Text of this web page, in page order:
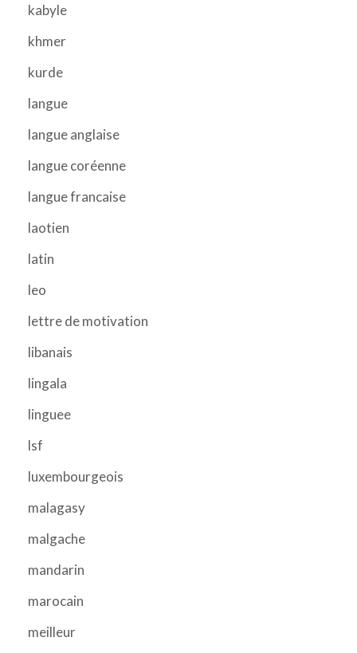
kabyle
khmer
kurde
langue
langue anglaise
langue coréenne
langue francaise
laotien
latin
leo
lettre de motivation
libanais
lingala
linguee
lsf
luxembourgeois
malagasy
malgache
mandarin
marocain
meilleur